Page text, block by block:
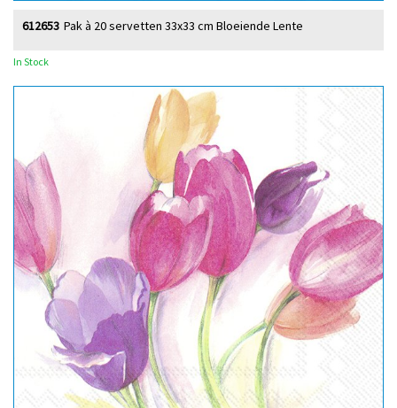
Pak à 20 servetten 33x33 cm Bloeiende Lente
612653
In Stock